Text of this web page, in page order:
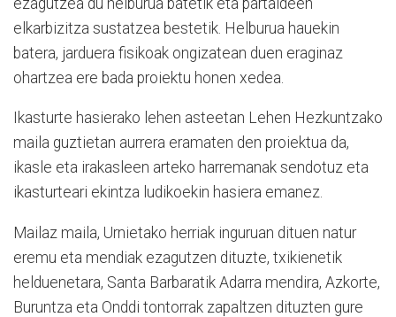
elkarbizitza sustatzea bestetik. Helburua hauekin
batera, jarduera fisikoak ongizatean duen eraginaz
ohartzea ere bada proiektu honen xedea.
Ikasturte hasierako lehen asteetan Lehen Hezkuntzako
maila guztietan aurrera eramaten den proiektua da,
ikasle eta irakasleen arteko harremanak sendotuz eta
ikasturteari ekintza ludikoekin hasiera emanez.
Mailaz maila, Urnietako herriak inguruan dituen natur
eremu eta mendiak ezagutzen dituzte, txikienetik
helduenetara, Santa Barbaratik Adarra mendira, Azkorte,
Buruntza eta Onddi tontorrak zapaltzen dituzten gure